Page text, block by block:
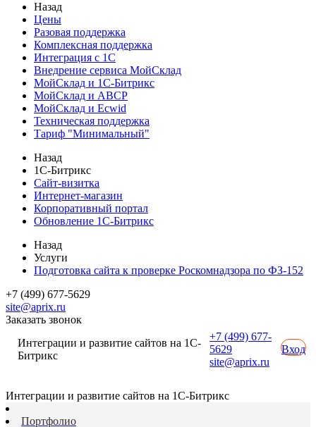
Назад
Цены
Разовая поддержка
Комплексная поддержка
Интеграция с 1С
Внедрение сервиса МойСклад
МойСклад и 1С-Битрикс
МойСклад и ABCP
МойСклад и Ecwid
Техническая поддержка
Тариф "Минимальный"
Назад
1С-Битрикс
Сайт-визитка
Интернет-магазин
Корпоративный портал
Обновление 1С-Битрикс
Назад
Услуги
Подготовка сайта к проверке Роскомнадзора по ФЗ-152
+7 (499) 677-5629
site@aprix.ru
Заказать звонок
Интеграции и развитие сайтов на 1С-
Битрикс
+7 (499) 677-
5629
site@aprix.ru
Вход
Интеграции и развитие сайтов на 1С-Битрикс
Портфолио